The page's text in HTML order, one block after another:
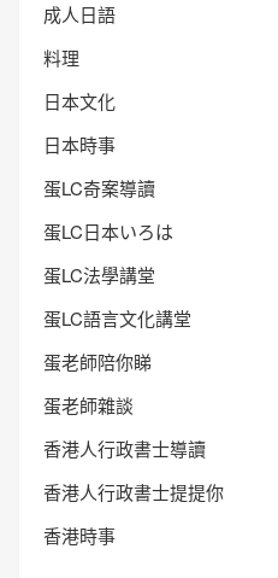
成人日語
料理
日本文化
日本時事
蛋LC奇案導讀
蛋LC日本いろは
蛋LC法學講堂
蛋LC語言文化講堂
蛋老師陪你睇
蛋老師雜談
香港人行政書士導讀
香港人行政書士提提你
香港時事